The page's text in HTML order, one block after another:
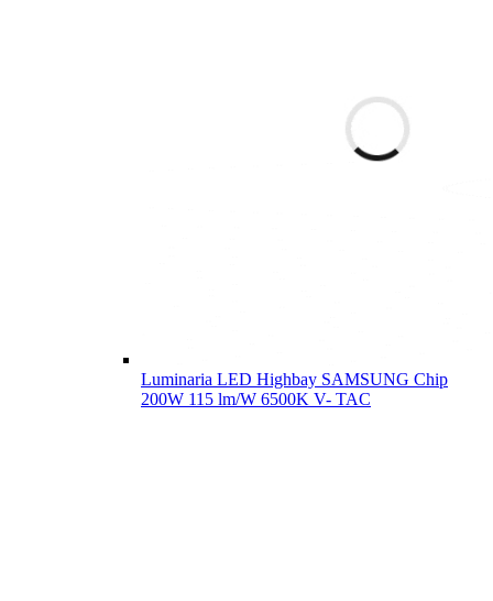
Luminaria LED Highbay SAMSUNG Chip
200W 115 lm/W 6500K V- TAC